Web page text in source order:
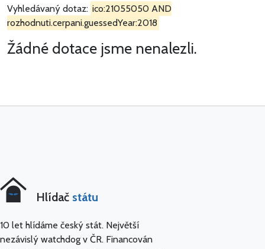
Vyhledávaný dotaz: ico:21055050 AND
rozhodnuti.cerpani.guessedYear:2018
Žádné dotace jsme nenalezli.
Hlídač státu
10 let hlídáme český stát. Největší
nezávislý watchdog v ČR. Financován